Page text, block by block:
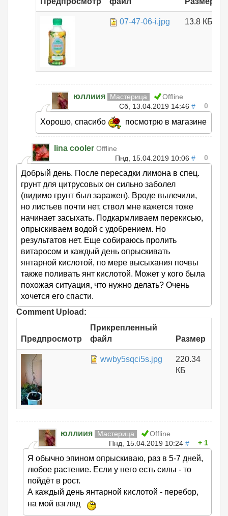
07-47-06-i.jpg 13.8 КБ
юллиия Мастерица
Offline
Сб, 13.04.2019 14:46 # 0
Хорошо, спасибо посмотрю в магазине
lina cooler Offline
Пнд, 15.04.2019 10:06 # 0
Добрый день. После пересадки лимона в спец.
грунт для цитрусовых он сильно заболел
(видимо грунт был заражен). Вроде вылечили,
но листьев почти нет, ствол мне кажется тоже
начинает засыхать. Подкармливаем перекисью,
опрыскиваем водой с удобрением. Но
результатов нет. Еще собираюсь пролить
витаросом и каждый день опрыскивать
янтарной кислотой, по мере высыхания почвы
также поливать янт кислотой. Может у кого была
похожая ситуация, что нужно делать? Очень
хочется его спасти.
Comment Upload:
Предпросмотр
Прикрепленный
файл
Размер
wwby5sqci5s.jpg
220.34
КБ
юллиия Мастерица
Offline
Пнд, 15.04.2019 10:24 # 1
Я обычно эпином опрыскиваю, раз в 5-7 дней,
любое растение. Если у него есть силы - то
пойдёт в рост.
А каждый день янтарной кислотой - перебор,
на мой взгляд